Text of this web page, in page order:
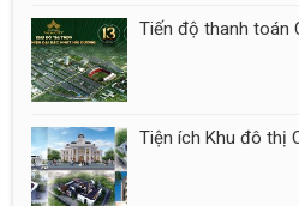
Tiến độ thanh toán
Tiện ích Khu đô thị